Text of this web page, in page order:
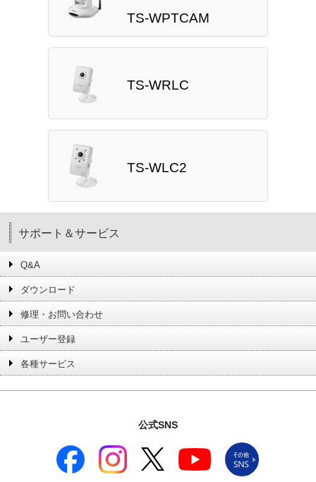
TS-WPTCAM
TS-WRLC
TS-WLC2
サポート＆サービス
Q&A
ダウンロード
修理・お問い合わせ
ユーザー登録
各種サービス
公式SNS